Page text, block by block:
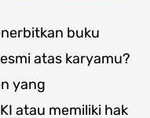
buku
atas karyamu?
yang
atau memiliki hak